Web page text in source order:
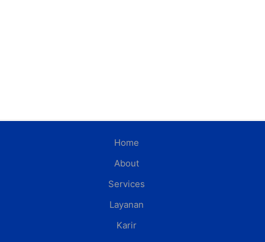
Home
About
Services
Layanan
Karir